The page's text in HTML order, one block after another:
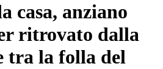
casa, anziano
ritrovato dalla
tra la folla del